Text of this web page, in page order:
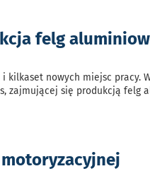
felg
kilkaset nowych miejsc pracy.
zajmującej się produkcją felg